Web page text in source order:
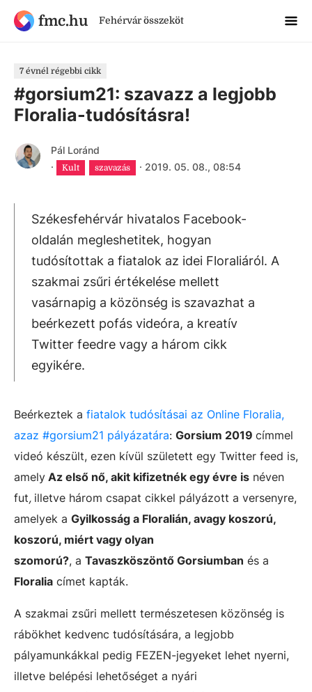
fmc.hu Fehérvár összeköt
7 évnél régebbi cikk
#gorsium21: szavazz a legjobb
Floralia-tudósításra!
Pál Loránd
·
Kult szavazás · 2019. 05. 08., 08:54
Székesfehérvár hivatalos Facebook-
oldalán megleshetitek, hogyan
tudósítottak a fiatalok az idei Floraliáról. A
szakmai zsűri értékelése mellett
vasárnapig a közönség is szavazhat a
beérkezett pofás videóra, a kreatív
Twitter feedre vagy a három cikk
egyikére.
Beérkeztek a fiatalok tudósításai az Online Floralia,
azaz #gorsium21 pályázatára: Gorsium 2019 címmel
videó készült, ezen kívül született egy Twitter feed is,
amely Az első nő, akit kifizetnék egy évre is néven
fut, illetve három csapat cikkel pályázott a versenyre,
amelyek a Gyilkosság a Floralián, avagy koszorú,
koszorú, miért vagy olyan
szomorú?, a Tavaszköszöntő Gorsiumban és a
Floralia címet kapták.
A szakmai zsűri mellett természetesen közönség is
rábökhet kedvenc tudósítására, a legjobb
pályamunkákkal pedig FEZEN-jegyeket lehet nyerni,
illetve belépési lehetőséget a nyári